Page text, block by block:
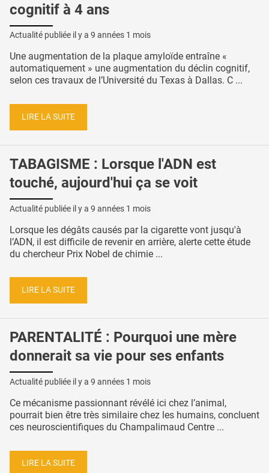
cognitif à 4 ans
Actualité publiée il y a 9 années 1 mois
Une augmentation de la plaque amyloïde entraîne «
automatiquement » une augmentation du déclin cognitif,
selon ces travaux de l’Université du Texas à Dallas. C ...
LIRE LA SUITE
TABAGISME : Lorsque l'ADN est
touché, aujourd'hui ça se voit
Actualité publiée il y a 9 années 1 mois
Lorsque les dégâts causés par la cigarette vont jusqu'à
l’ADN, il est difficile de revenir en arrière, alerte cette étude
du chercheur Prix Nobel de chimie ...
LIRE LA SUITE
PARENTALITÉ : Pourquoi une mère
donnerait sa vie pour ses enfants
Actualité publiée il y a 9 années 1 mois
Ce mécanisme passionnant révélé ici chez l’animal,
pourrait bien être très similaire chez les humains, concluent
ces neuroscientifiques du Champalimaud Centre ...
LIRE LA SUITE